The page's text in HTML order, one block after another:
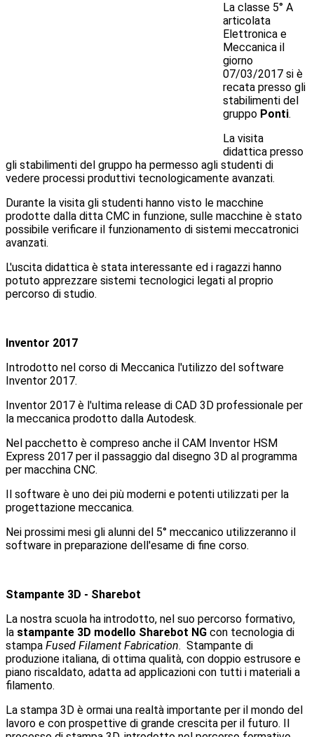
La classe 5° A
articolata
Elettronica e
Meccanica il
giorno
07/03/2017 si è
recata presso gli
stabilimenti del
gruppo Ponti.
La visita
didattica presso
gli stabilimenti del gruppo ha permesso agli studenti di
vedere processi produttivi tecnologicamente avanzati.
Durante la visita gli studenti hanno visto le macchine
prodotte dalla ditta CMC in funzione, sulle macchine è stato
possibile verificare il funzionamento di sistemi meccatronici
avanzati.
L'uscita didattica è stata interessante ed i ragazzi hanno
potuto apprezzare sistemi tecnologici legati al proprio
percorso di studio.
Inventor 2017
Introdotto nel corso di Meccanica l'utilizzo del software
Inventor 2017.
Inventor 2017 è l'ultima release di CAD 3D professionale per
la meccanica prodotto dalla Autodesk.
Nel pacchetto è compreso anche il CAM Inventor HSM
Express 2017 per il passaggio dal disegno 3D al programma
per macchina CNC.
Il software è uno dei più moderni e potenti utilizzati per la
progettazione meccanica.
Nei prossimi mesi gli alunni del 5° meccanico utilizzeranno il
software in preparazione dell'esame di fine corso.
Stampante 3D - Sharebot
La nostra scuola ha introdotto, nel suo percorso formativo,
la stampante 3D modello Sharebot NG con tecnologia di
stampa Fused Filament Fabrication. Stampante di
produzione italiana, di ottima qualità, con doppio estrusore e
piano riscaldato, adatta ad applicazioni con tutti i materiali a
filamento.
La stampa 3D è ormai una realtà importante per il mondo del
lavoro e con prospettive di grande crescita per il futuro. Il